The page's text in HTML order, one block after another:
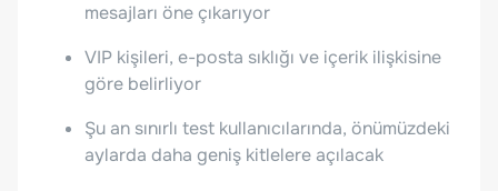
mesajları öne çıkarıyor
VIP kişileri, e-posta sıklığı ve içerik ilişkisine
göre belirliyor
Şu an sınırlı test kullanıcılarında, önümüzdeki
aylarda daha geniş kitlelere açılacak